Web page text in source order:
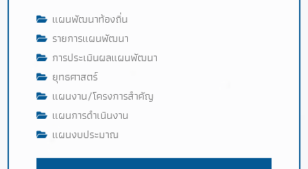
แผนพัฒนาท้องถิ่น
รายการแผนพัฒนา
การประเมินผลแผนพัฒนา
ยุทธศาสตร์
แผนงาน/โครงการสำคัญ
แผนการดำเนินงาน
แผนงบประมาณ